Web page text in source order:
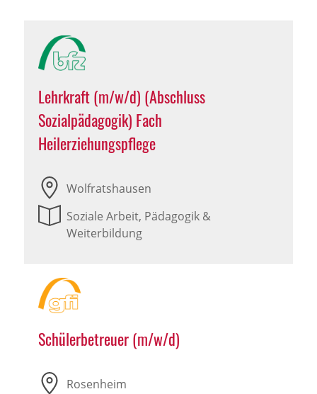
Lehrkraft (m/w/d) (Abschluss
Sozialpädagogik) Fach
Heilerziehungspflege
Wolfratshausen
Soziale Arbeit, Pädagogik &
Weiterbildung
Schülerbetreuer (m/w/d)
Rosenheim